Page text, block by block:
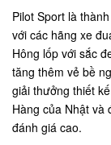
Pilot Sport là
với các hãng xe
Hông lốp với sắc
tăng thêm vẻ bề
giải thưởng thiết
Hàng của Nhật và
đánh giá cao.